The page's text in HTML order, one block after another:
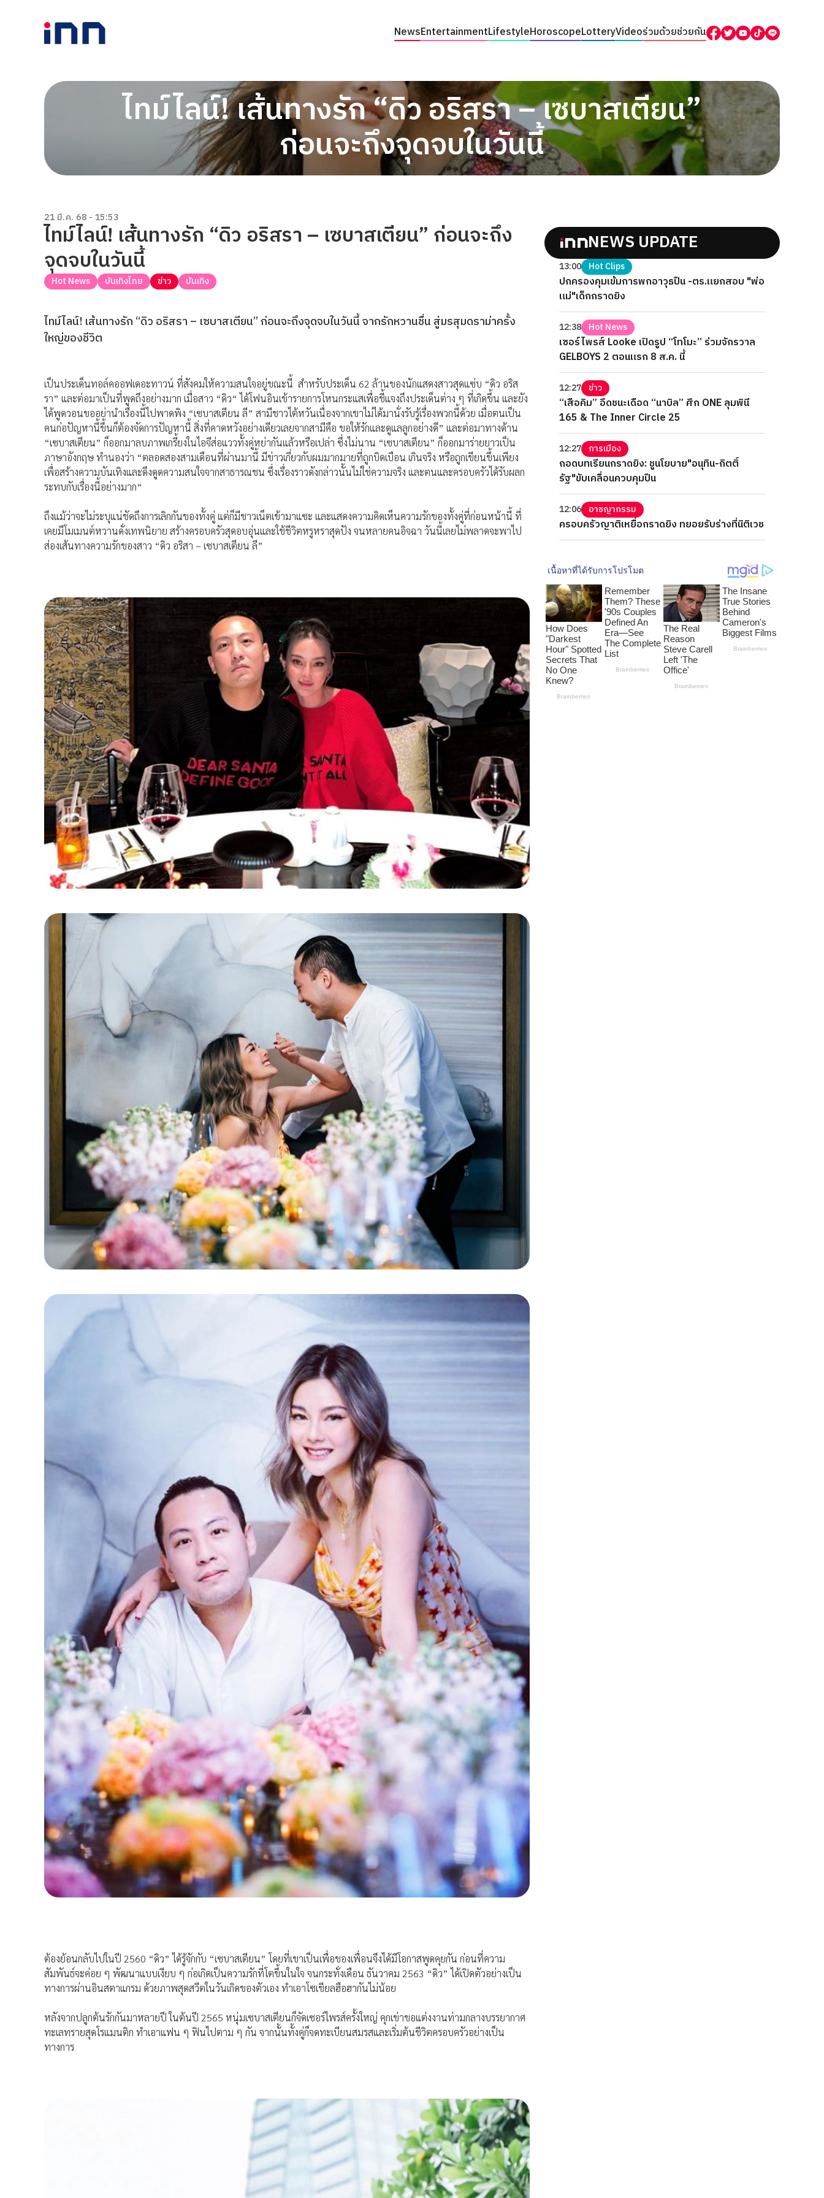
NewsEntertainmentLifestyleHoroscopeLotteryVideoร่วมด้วยช่วยกัน
ไทม์ไลน์! เส้นทางรัก “ดิว อริสรา – เซบาสเตียน”
ก่อนจะถึงจุดจบในวันนี้
21 มี.ค. 68 - 15:53
ไทม์ไลน์! เส้นทางรัก “ดิว อริสรา – เซบาสเตียน” ก่อนจะถึง
จุดจบในวันนี้
Hot News บันเทิงไทย ข่าว บันเทิง
ไทม์ไลน์! เส้นทางรัก “ดิว อริสรา – เซบาสเตียน” ก่อนจะถึงจุดจบในวันนี้ จากรักหวานชื่น สู่มรสุมดราม่าครั้ง
ใหญ่ของชีวิต
เป็นประเด็นทอล์คออฟเดอะทาวน์ ที่สังคมให้ความสนใจอยู่ขณะนี้ สำหรับประเด็น 62 ล้านของนักแสดงสาวสุดแซ่บ “ดิว อริส
รา” และต่อมาเป็นที่พูดถึงอย่างมาก เมื่อสาว “ดิว“ ได้โฟนอินเข้ารายการโหนกระแสเพื่อชี้แจงถึงประเด็นต่าง ๆ ที่เกิดขึ้น และยัง
ได้พูดวอนขออย่านำเรื่องนี้ไปพาดพิง “เซบาสเตียน ลี” สามีชาวไต้หวันเนื่องจากเขาไม่ได้มานั่งรับรู้เรื่องพวกนี้ด้วย เมื่อตนเป็น
คนก่อปัญหานี้ขึ้นก็ต้องจัดการปัญหานี้ สิ่งที่คาดหวังอย่างเดียวเลยจากสามีคือ ขอให้รักและดูแลลูกอย่างดี” และต่อมาทางด้าน
“เซบาสเตียน” ก็ออกมาลบภาพเกรี้ยงในไอจีส่อแววทั้งคู่หย่ากันแล้วหรือเปล่า ซึ่งไม่นาน “เซบาสเตียน” ก็ออกมาร่ายยาวเป็น
ภาษาอังกฤษ ทำนองว่า “ตลอดสองสามเดือนที่ผ่านมานี้ มีข่าวเกี่ยวกับผมมากมายที่ถูกบิดเบือน เกินจริง หรือถูกเขียนขึ้นเพียง
เพื่อสร้างความบันเทิงและดึงดูดความสนใจจากสาธารณชน ซึ่งเรื่องราวดังกล่าวนั้นไม่ใช่ความจริง และตนและครอบครัวได้รับผลก
ระทบกับเรื่องนี้อย่างมาก“
ถึงแม้ว่าจะไม่ระบุแน่ชัดถึงการเลิกกันของทั้งคู่ แต่ก็มีชาวเน็ตเข้ามาแซะ และแสดงความคิดเห็นความรักของทั้งคู่ที่ก่อนหน้านี้ ที่
เคยมีโมเมนต์หวานดั่งเทพนิยาย สร้างครอบครัวสุดอบอุ่นและใช้ชีวิตหรูหราสุดปัง จนหลายคนอิจฉา วันนี้เลยไม่พลาดจะพาไป
ส่องเส้นทางความรักของสาว “ดิว อริสา – เซบาสเตียน ลี”
ต้องย้อนกลับไปในปี 2560 “ดิว” ได้รู้จักกับ “เซบาสเตียน” โดยที่เขาเป็นเพื่อของเพื่อนจึงได้มีโอกาสพูดคุยกัน ก่อนที่ความ
สัมพันธ์จะค่อย ๆ พัฒนาแบบเงียบ ๆ ก่อเกิดเป็นความรักที่โตขึ้นในใจ จนกระทั่งเดือน ธันวาคม 2563 “ดิว” ได้เปิดตัวอย่างเป็น
ทางการผ่านอินสตาแกรม ด้วยภาพสุดสวีตในวันเกิดของตัวเอง ทำเอาโซเชียลฮือฮากันไม่น้อย
หลังจากปลูกต้นรักกันมาหลายปี ในต้นปี 2565 หนุ่มเซบาสเตียนก็จัดเซอร์ไพรส์ครั้งใหญ่ คุกเข่าขอแต่งงานท่ามกลางบรรยากาศ
ทะเลทรายสุดโรแมนติก ทำเอาแฟน ๆ ฟินไปตาม ๆ กัน จากนั้นทั้งคู่ก็จดทะเบียนสมรสและเริ่มต้นชีวิตครอบครัวอย่างเป็น
ทางการ
NEWS UPDATE
13:00 Hot Clips
ปกครองคุมเข้มการพกอาวุธปืน -ตร.แยกสอบ "พ่อ
แม่"เด็กกราดยิง
12:38 Hot News
เซอร์ไพรส์ Looke เปิดรูป “โทโมะ” ร่วมจักรวาล
GELBOYS 2 ตอนแรก 8 ส.ค. นี้
12:27 ข่าว
“เสือคิม” อึดชนะเดือด “นาบิล” ศึก ONE ลุมพินี
165 & The Inner Circle 25
12:27 การเมือง
ถอดบทเรียนกราดยิง: ชูนโยบาย"อนุทิน-กิตติ์
รัฐ"ขับเคลื่อนควบคุมปืน
12:06 อาชญากรรม
ครอบครัวญาติเหยื่อกราดยิง ทยอยรับร่างที่นิติเวช